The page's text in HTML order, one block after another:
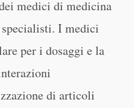
medici di medicina
specialisti. I medici
per i dosaggi e la
di articoli